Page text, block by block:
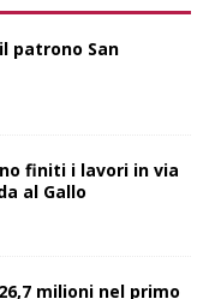
patrono San
finiti i lavori in via
al Gallo
milioni nel primo